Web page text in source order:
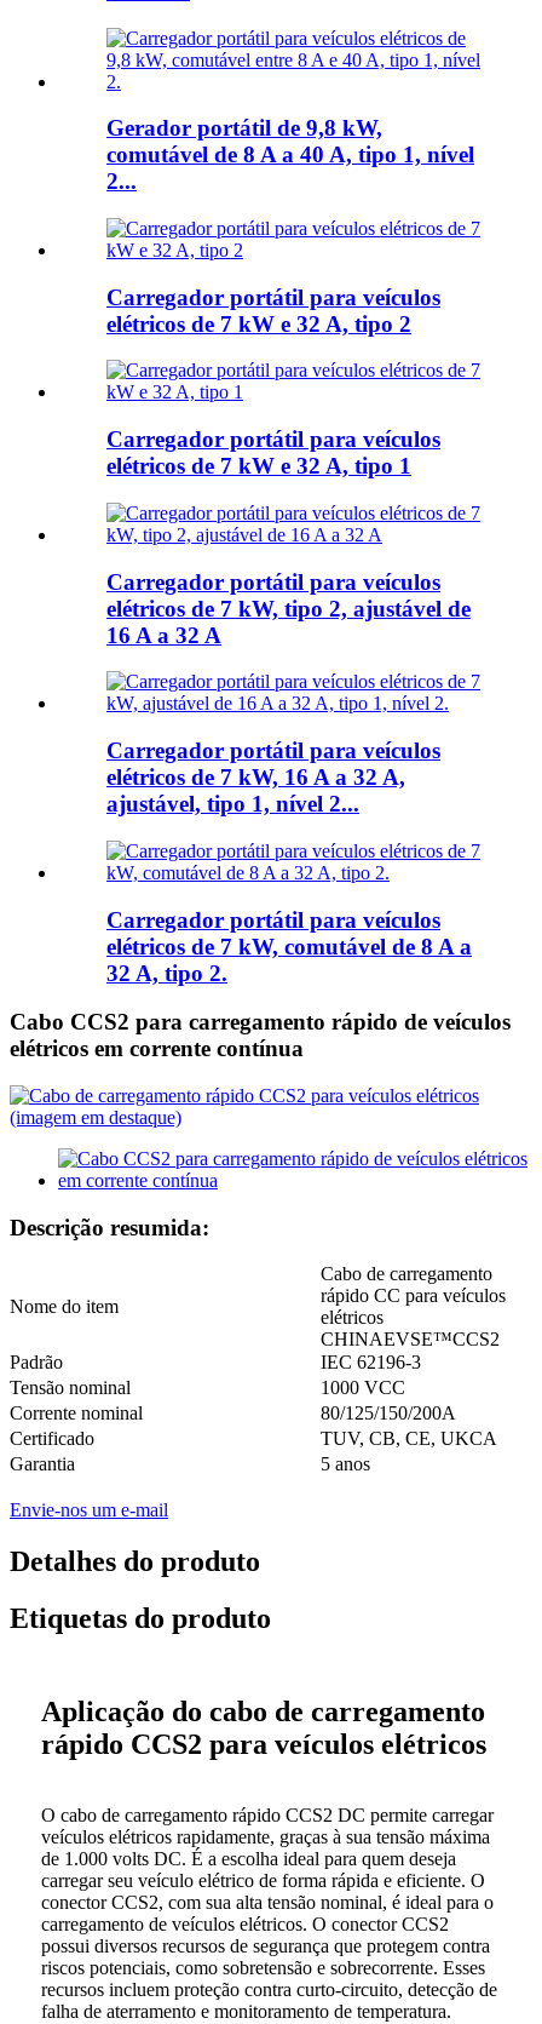
Gerador portátil de 9,8 kW,
comutável de 8 A a 40 A, tipo 1, nível
2...
Carregador portátil para veículos
elétricos de 7 kW e 32 A, tipo 2
Carregador portátil para veículos
elétricos de 7 kW e 32 A, tipo 1
Carregador portátil para veículos
elétricos de 7 kW, tipo 2, ajustável de
16 A a 32 A
Carregador portátil para veículos
elétricos de 7 kW, 16 A a 32 A,
ajustável, tipo 1, nível 2...
Carregador portátil para veículos
elétricos de 7 kW, comutável de 8 A a
32 A, tipo 2.
Cabo CCS2 para carregamento rápido de veículos
elétricos em corrente contínua
Descrição resumida:
Nome do item
Cabo de carregamento
rápido CC para veículos
elétricos
CHINAEVSE™️CCS2
Padrão
IEC 62196-3
Tensão nominal
1000 VCC
Corrente nominal
80/125/150/200A
Certificado
TUV, CB, CE, UKCA
Garantia
5 anos
Envie-nos um e-mail
Detalhes do produto
Etiquetas do produto
Aplicação do cabo de carregamento
rápido CCS2 para veículos elétricos
O cabo de carregamento rápido CCS2 DC permite carregar
veículos elétricos rapidamente, graças à sua tensão máxima
de 1.000 volts DC. É a escolha ideal para quem deseja
carregar seu veículo elétrico de forma rápida e eficiente. O
conector CCS2, com sua alta tensão nominal, é ideal para o
carregamento de veículos elétricos. O conector CCS2
possui diversos recursos de segurança que protegem contra
riscos potenciais, como sobretensão e sobrecorrente. Esses
recursos incluem proteção contra curto-circuito, detecção de
falha de aterramento e monitoramento de temperatura.